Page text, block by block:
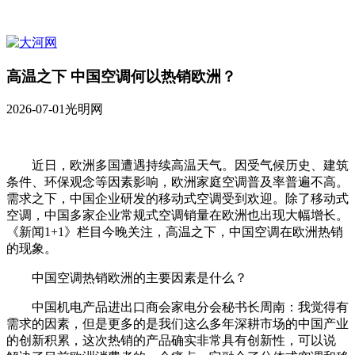
高温之下 中国空调何以热销欧洲？
2026-07-01光明网
近日，欧洲多国遭遇持续高温天气。因受气候历史、建筑
条件、环保观念等因素影响，欧洲家庭空调普及率普遍不高。
需求之下，中国企业研发的移动式空调受到欢迎。除了移动式
空调，中国多家企业常规式空调销量在欧洲也出现大幅增长。
《新闻1+1》栏目今晚关注，高温之下，中国空调在欧洲热销
的现象。
中国空调热销欧洲的主要因素是什么？
中国机电产品进出口商会家电分会秘书长周南：我觉得有
需求的因素，但是更多的是我们这么多年深耕市场的中国产业
的创新积累，这次热销的产品确实非常具有创新性，可以说